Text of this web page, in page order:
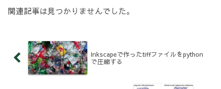
関連記事は見つかりませんでした。
Inkscapeで作ったtiffファイルをpython
で圧縮する